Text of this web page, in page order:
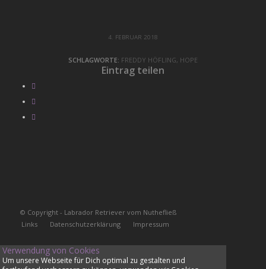
4. FEBRUAR 2018
SCHLAGWORTE: FREDDY HÖFLING, HOPE
Eintrag teilen
© Copyright - Labrador Retriever vom Nuthefließ
Links
Datenschutzerklärung Impressum
Verwendung von Cookies
Um unsere Webseite für Dich optimal zu gestalten und